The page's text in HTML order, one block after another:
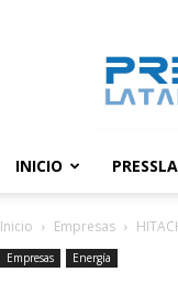
noticias
INICIO
Inicio Empresas
Empresas Energía